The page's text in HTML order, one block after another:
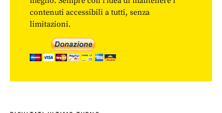
contenuti accessibili a tutti, senza
limitazioni.